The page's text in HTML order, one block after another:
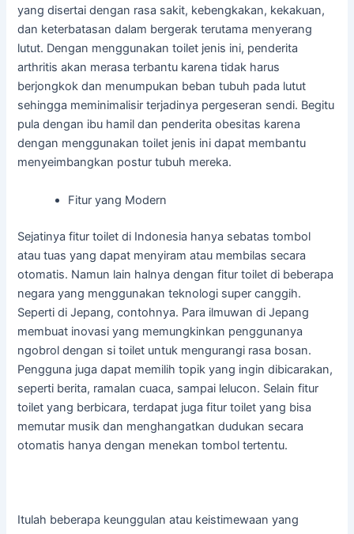
yang disertai dengan rasa sakit, kebengkakan, kekakuan,
dan keterbatasan dalam bergerak terutama menyerang
lutut. Dengan menggunakan toilet jenis ini, penderita
arthritis akan merasa terbantu karena tidak harus
berjongkok dan menumpukan beban tubuh pada lutut
sehingga meminimalisir terjadinya pergeseran sendi. Begitu
pula dengan ibu hamil dan penderita obesitas karena
dengan menggunakan toilet jenis ini dapat membantu
menyeimbangkan postur tubuh mereka.
Fitur yang Modern
Sejatinya fitur toilet di Indonesia hanya sebatas tombol
atau tuas yang dapat menyiram atau membilas secara
otomatis. Namun lain halnya dengan fitur toilet di beberapa
negara yang menggunakan teknologi super canggih.
Seperti di Jepang, contohnya. Para ilmuwan di Jepang
membuat inovasi yang memungkinkan penggunanya
ngobrol dengan si toilet untuk mengurangi rasa bosan.
Pengguna juga dapat memilih topik yang ingin dibicarakan,
seperti berita, ramalan cuaca, sampai lelucon. Selain fitur
toilet yang berbicara, terdapat juga fitur toilet yang bisa
memutar musik dan menghangatkan dudukan secara
otomatis hanya dengan menekan tombol tertentu.
Itulah beberapa keunggulan atau keistimewaan yang